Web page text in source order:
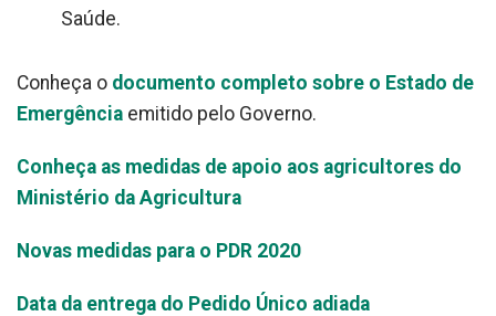
Saúde.
Conheça o documento completo sobre o Estado de
Emergência emitido pelo Governo.
Conheça as medidas de apoio aos agricultores do
Ministério da Agricultura
Novas medidas para o PDR 2020
Data da entrega do Pedido Único adiada